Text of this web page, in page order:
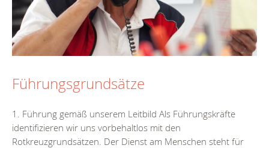
Führungsgrundsätze
1. Führung gemäß unserem Leitbild Als Führungskräfte
identifizieren wir uns vorbehaltlos mit den
Rotkreuzgrundsätzen. Der Dienst am Menschen steht für